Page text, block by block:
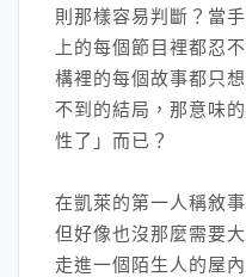
則那樣容易判斷？當
上的每個節目裡都忍
構裡的每個故事都只
不到的結局，那意味
性了」而已？
在凱萊的第一人稱敘
但好像也沒那麼需要
走進一個陌生人的屋